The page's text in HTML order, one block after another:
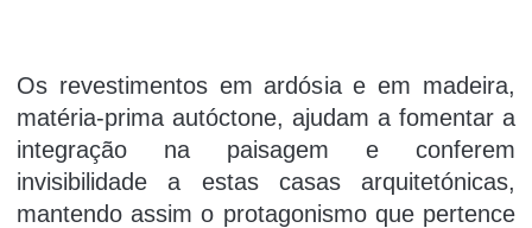
Os revestimentos em ardósia e em madeira,
matéria-prima autóctone, ajudam a fomentar a
integração na paisagem e conferem
invisibilidade a estas casas arquitetónicas,
mantendo assim o protagonismo que pertence